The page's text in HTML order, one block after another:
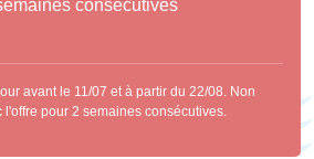
consécutives
avant le 11/07 et à partir du 22/08. Non
pour 2 semaines consécutives.